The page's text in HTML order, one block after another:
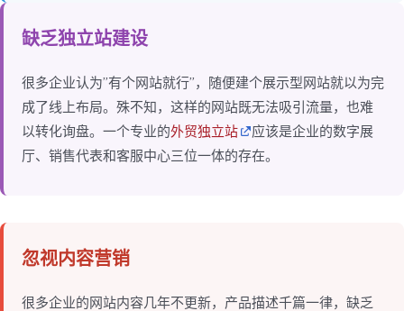
缺乏独立站建设
很多企业认为”有个网站就行”，随便建个展示型网站就以为完
成了线上布局。殊不知，这样的网站既无法吸引流量，也难
以转化询盘。一个专业的外贸独立站
应该是企业的数字展
厅、销售代表和客服中心三位一体的存在。
忽视内容营销
很多企业的网站内容几年不更新，产品描述千篇一律，缺乏